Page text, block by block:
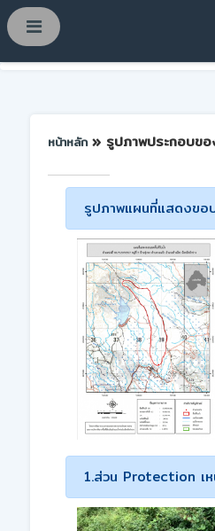
หน้าหลัก » รูปภาพประกอบข
รูปภาพแผนที่แสดงขอ
1.ส่วน Protection เห